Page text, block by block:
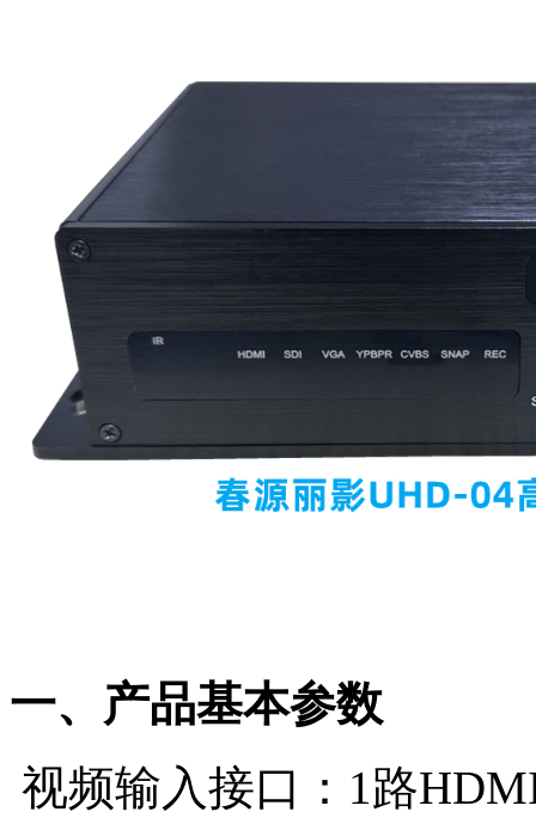
一、产品基本参数
视频输入接口：1路